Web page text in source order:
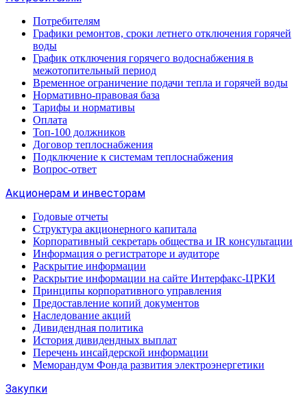
Потребителям
Графики ремонтов, сроки летнего отключения горячей
воды
График отключения горячего водоснабжения в
межотопительный период
Временное ограничение подачи тепла и горячей воды
Нормативно-правовая база
Тарифы и нормативы
Оплата
Топ-100 должников
Договор теплоснабжения
Подключение к системам теплоснабжения
Вопрос-ответ
Акционерам и инвесторам
Годовые отчеты
Структура акционерного капитала
Корпоративный секретарь общества и IR консультации
Информация о регистраторе и аудиторе
Раскрытие информации
Раскрытие информации на сайте Интерфакс-ЦРКИ
Принципы корпоративного управления
Предоставление копий документов
Наследование акций
Дивидендная политика
История дивидендных выплат
Перечень инсайдерской информации
Меморандум Фонда развития электроэнергетики
Закупки